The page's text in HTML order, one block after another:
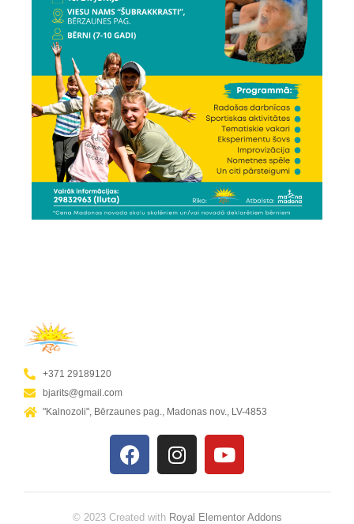
+371 29189120
bjarits@gmail.com
"Kalnozoli", Bērzaunes pag., Madonas nov., LV-4853
© 2023 Created with Royal Elementor Addons